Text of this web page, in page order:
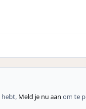
hebt, Meld je nu aan om te